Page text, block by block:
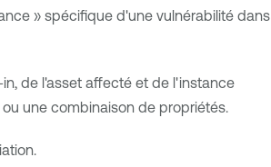
» spécifique d'une vulnérabilité dans
de l'asset affecté et de l'instance
une combinaison de propriétés.